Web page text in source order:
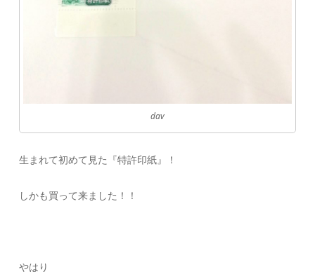
dav
生まれて初めて見た『特許印紙』！
しかも買って来ました！！
やはり